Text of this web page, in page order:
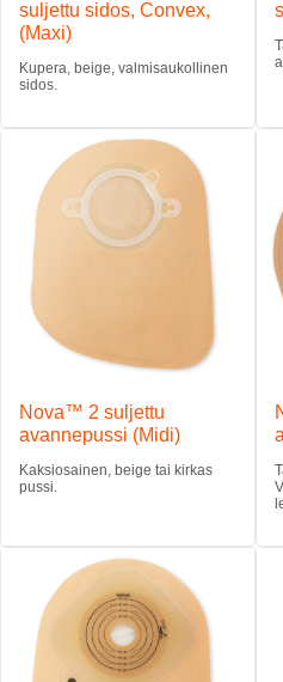
suljettu sidos, Convex,
(Maxi)
Kupera, beige, valmisaukollinen
sidos.
Nova™ 2 suljettu
avannepussi (Midi)
Kaksiosainen, beige tai kirkas
pussi.